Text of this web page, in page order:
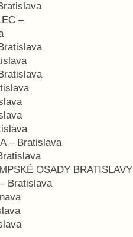
–
– Bratislava
OSADY BRATISLAVY
Bratislava